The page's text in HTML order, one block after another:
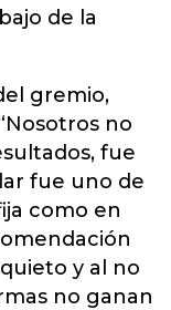
de la
gremio,
no
fue
fue uno de
como en
y al no
no ganan